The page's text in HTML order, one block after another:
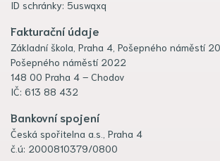
ID schránky: 5uswqxq
Fakturační údaje
Základní škola, Praha 4, Pošepného náměstí
Pošepného náměstí 2022
148 00 Praha 4 – Chodov
IČ: 613 88 432
Bankovní spojení
Česká spořitelna a.s., Praha 4
č.ú: 2000810379/0800